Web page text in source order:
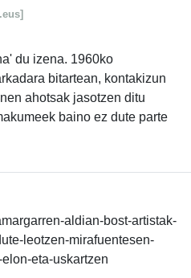
du izena. 1960ko
bitartean, kontakizun
ahotsak jasotzen ditu
baino ez dute parte